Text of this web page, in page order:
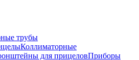
трубы
Коллиматорные
для прицеловПриборы